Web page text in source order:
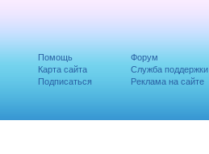
Помощь
Карта сайта
Подписаться
Форум
Служба поддержки
Реклама на сайте